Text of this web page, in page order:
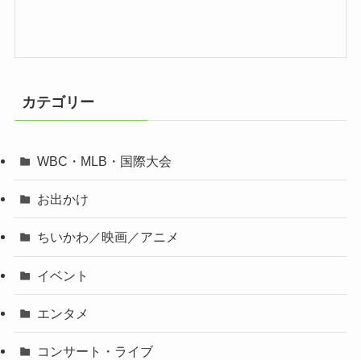
カテゴリー
WBC・MLB・国際大会
お出かけ
ちいかわ／映画／アニメ
イベント
エンタメ
コンサート・ライブ